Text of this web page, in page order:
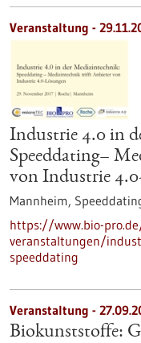
Veranstaltung -
Industrie 4.0 in
Speeddating–
von Industrie
Mannheim,
https://www.bio-
veranstaltungen/
speeddating
Veranstaltung -
Biokunststoffe: